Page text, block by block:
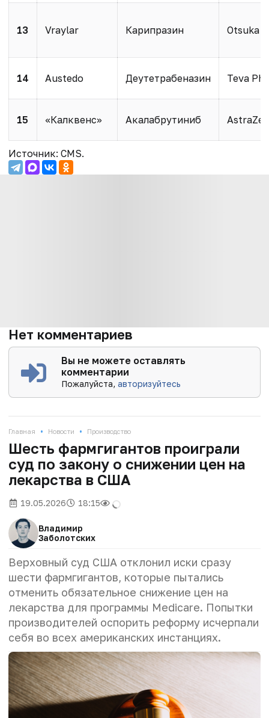
13 Vraylar Карипразин Otsuka
14 Austedo Деутетрабеназин Teva
15 «Калквенс» Акалабрутиниб
Источник: CMS.
Нет комментариев
Вы не можете оставлять
комментарии
Пожалуйста,авторизуйтесь
Главная • Новости • Производство
Шесть фармгигантов проиграли
суд по закону о снижении цен на
лекарства в США
19.05.2026 18:15
Владимир
Заболотских
Верховный суд США отклонил иски сразу
шести фармгигантов, которые пытались
отменить обязательное снижение цен на
лекарства для программы Medicare. Попытки
производителей оспорить реформу исчерпали
себя во всех американских инстанциях.